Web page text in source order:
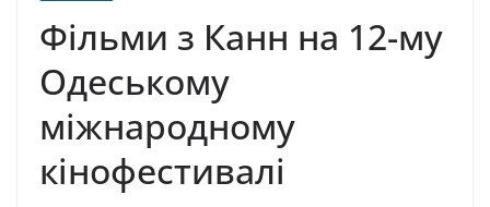
Фільми з Канн на 12-му
Одеському
міжнародному
кінофестивалі